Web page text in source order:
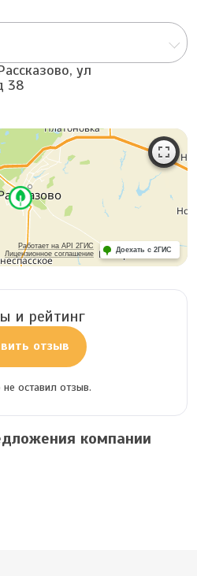
ул
38
Работает на API 2ГИС
Лицензионное соглашение
Доехать с 2ГИС
и рейтинг
отзыв
оставил отзыв.
компании